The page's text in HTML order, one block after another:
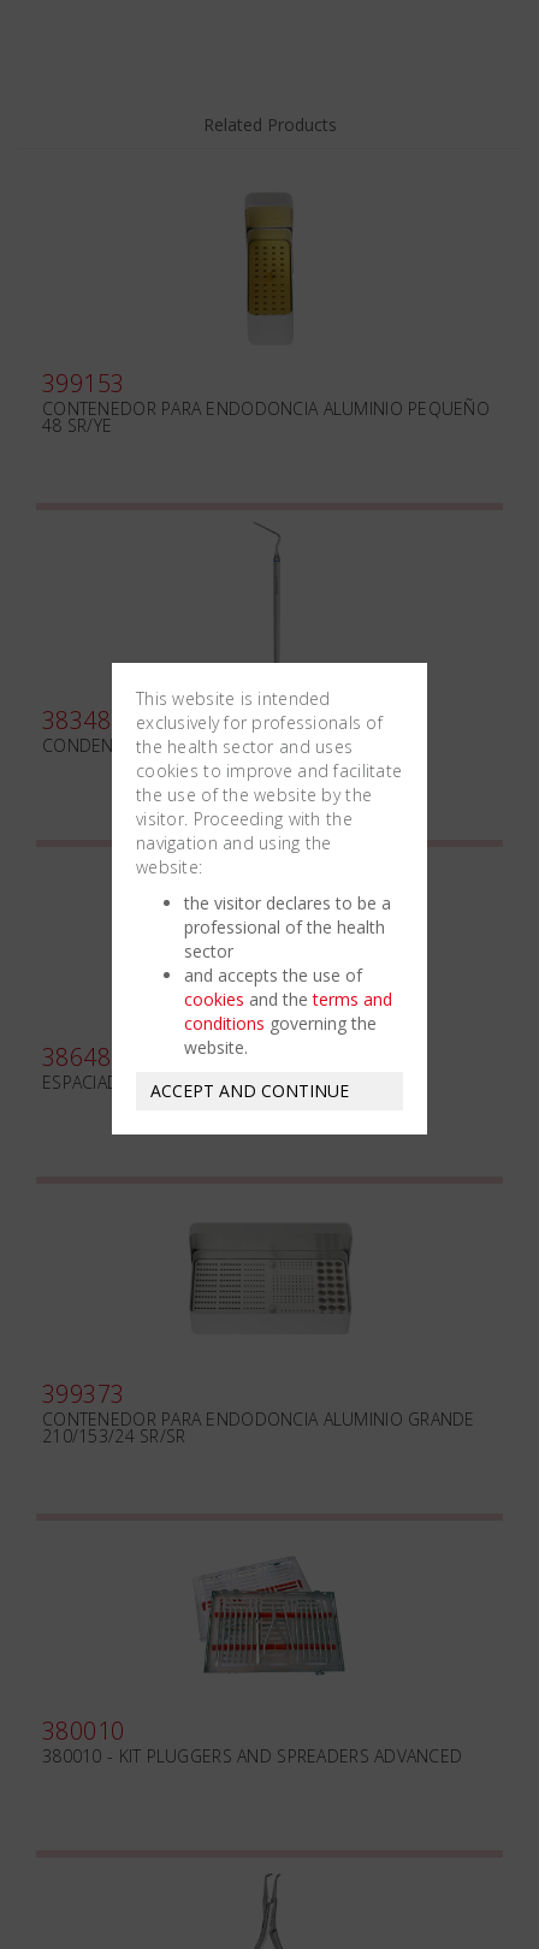
Related Products
399153
CONTENEDOR PARA ENDODONCIA ALUMINIO PEQUEÑO
48 SR/YE
383480
CONDENSADOR ISO 120
386480
ESPACIADOR FIG. 3
399373
CONTENEDOR PARA ENDODONCIA ALUMINIO GRANDE
210/153/24 SR/SR
380010
380010 - KIT PLUGGERS AND SPREADERS ADVANCED
This website is intended
exclusively for professionals of
the health sector and uses
cookies to improve and facilitate
the use of the website by the
visitor. Proceeding with the
navigation and using the
website:
the visitor declares to be a
professional of the health
sector
and accepts the use of
cookies and theterms and
conditions governing the
website.
ACCEPT AND CONTINUE